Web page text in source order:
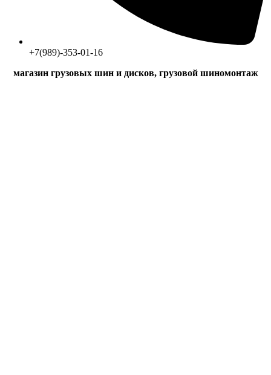
+7(989)-353-01-16
магазин грузовых шин и дисков, грузовой шиномонтаж